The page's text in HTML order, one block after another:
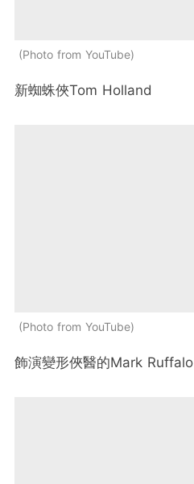
Photo from YouTube
新蜘蛛俠Tom Holland
Photo from YouTube
飾演變形俠醫的Mark Ruffalo